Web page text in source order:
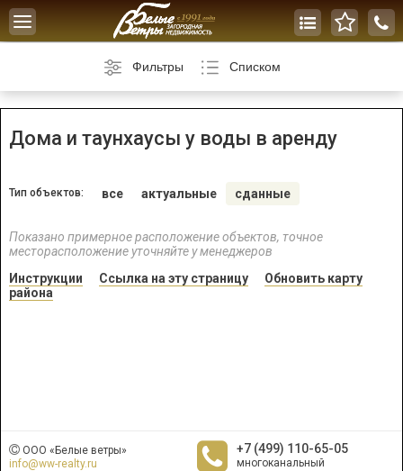
Toggle
navigation
Фильтры Списком
Дома и таунхаусы у воды в аренду
Тип объектов: все актуальные сданные
Показано примерное расположение объектов, точное
месторасположение уточняйте у менеджеров
Инструкции
Ссылка на эту страницу
Обновить карту
района
ООО «Белые ветры»
info@ww-realty.ru
+7 (499) 110-65-05
многоканальный